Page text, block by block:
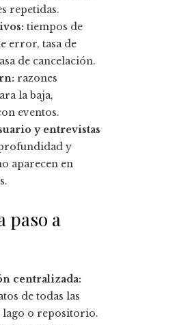
repetidas.
tiempos de
error, tasa de
de cancelación.
razones
la baja,
eventos.
y entrevistas
y
aparecen en
paso a
centralizada:
de todas las
lago o repositorio.